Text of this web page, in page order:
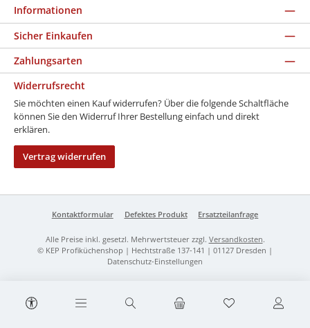
Du hast 0
Informationen
Sicher Einkaufen
Zahlungsarten
Widerrufsrecht
Sie möchten einen Kauf widerrufen? Über die folgende Schaltfläche
können Sie den Widerruf Ihrer Bestellung einfach und direkt
erklären.
Vertrag widerrufen
Kontaktformular Defektes Produkt Ersatzteilanfrage
Alle Preise inkl. gesetzl. Mehrwertsteuer zzgl. Versandkosten.
© KEP Profiküchenshop | Hechtstraße 137-141 | 01127 Dresden |
Datenschutz-Einstellungen